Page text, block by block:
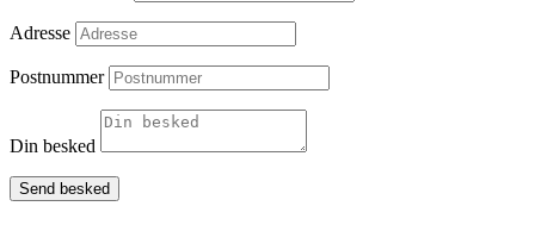
Adresse
Postnummer
Din besked
Send besked